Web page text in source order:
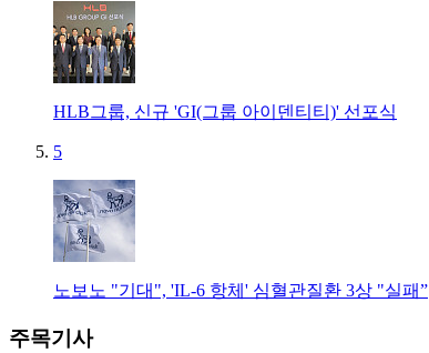
HLB그룹, 신규 'GI(그룹 아이덴티티)' 선포식
5
노보노 "기대", 'IL-6 항체' 심혈관질환 3상 "실패”
주목기사